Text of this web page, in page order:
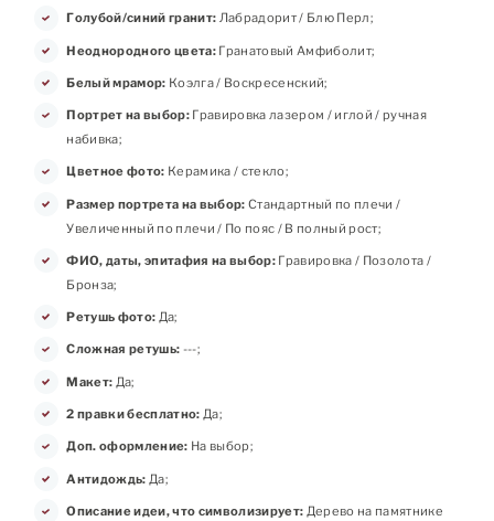
Голубой/синий гранит: Лабрадорит / Блю Перл;
Неоднородного цвета:Гранатовый Амфиболит;
Белый мрамор: Коэлга / Воскресенский;
Портрет на выбор:Гравировка лазером / иглой / ручная
набивка;
Цветное фото: Керамика / стекло;
Размер портрета на выбор: Стандартный по плечи /
Увеличенный по плечи / По пояс / В полный рост;
ФИО, даты, эпитафия на выбор:Гравировка / Позолота /
Бронза;
Ретушь фото: Да;
Сложная ретушь: ---;
Макет: Да;
2 правки бесплатно: Да;
Доп. оформление: На выбор;
Антидождь: Да;
Описание идеи, что символизирует: Дерево на памятнике